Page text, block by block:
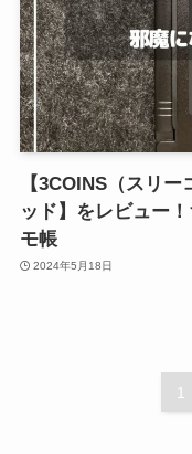
【3COINS（スリ
ッド】をレビュー
モ帳
2024年5月18日
1